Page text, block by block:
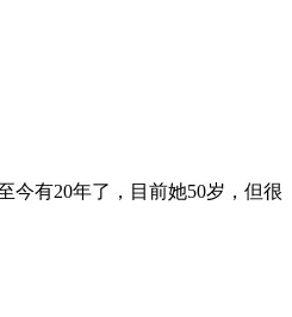
今有20年了，目前她50岁，但很